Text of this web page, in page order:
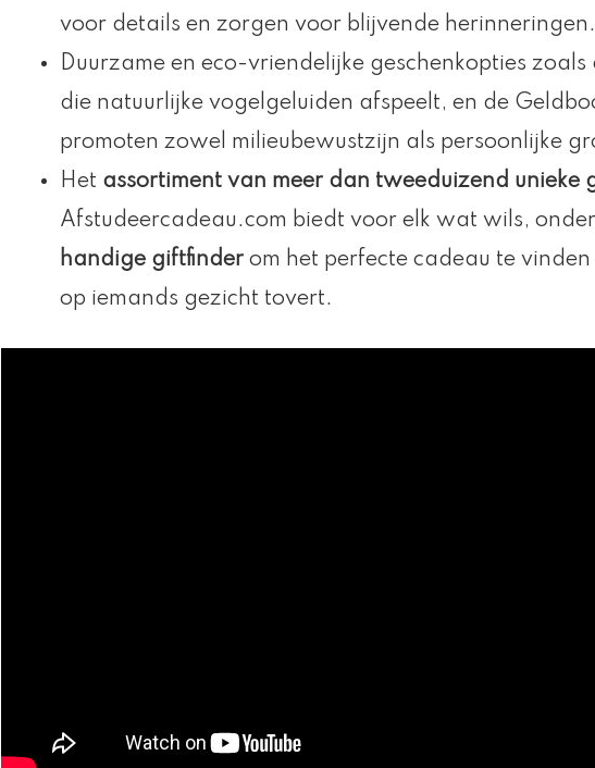
voor details en zorgen voor blijvende herinneringen.
Duurzame en eco-vriendelijke geschenkopties
die natuurlijke vogelgeluiden afspeelt, en de
promoten zowel milieubewustzijn als persoonlijke
Het assortiment van meer dan tweeduizend unieke
Afstudeercadeau.com biedt voor elk wat wils,
handige giftfinder om het perfecte cadeau te
op iemands gezicht tovert.